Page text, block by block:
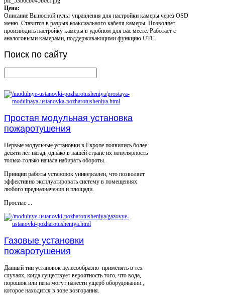
Цена:
Описание Выносной пульт управления для настройки камеры через OSD
меню. Ставится в разрыв коаксиального кабеля камеры. Позволяет
производить настройку камеры в удобном для вас месте. Работает с
аналоговыми камерами, поддерживающими функцию UTC.
Поиск по сайту
Простая модульная установка
пожаротушения
Первые модульные установки в Европе появились более
десяти лет назад, однако в нашей стране их популярность
только-только начала набирать обороты.
Принцип работы установок универсален, что позволяет
эффективно эксплуатировать систему в помещениях
любого предназначения и площади.
Простые ...
Газовые установки
пожаротушения
Данный тип установок целесообразно применять в тех
случаях, когда существует вероятность того, что вода,
порошок или пена могут нанести ущерб оборудовании.,
которое находится в зоне возгорания.